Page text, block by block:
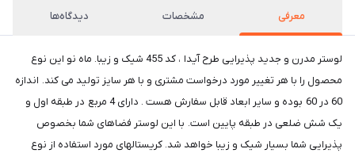
معرفی مشخصات دیدگاه‌ها
لوستر مدرن و جدید پذیرایی طرح آیدا ، کد 455 شیک و زیبا. ماه نو این نوع
محصول را با هر تغییر مورد درخواست مشتری و با هر سایز تولید می کند. اندازه
60 در 60 بوده و سایر ابعاد قابل سفارش هست . دارای 4 مربع در طبقه اول و
یک شش ضلعی در طبقه پایین است. با این لوستر فضاهای شما بخصوص
پذیرایی شما بسیار شیک و زیبا خواهد شد. کریستالهای مورد استفاده از نوع